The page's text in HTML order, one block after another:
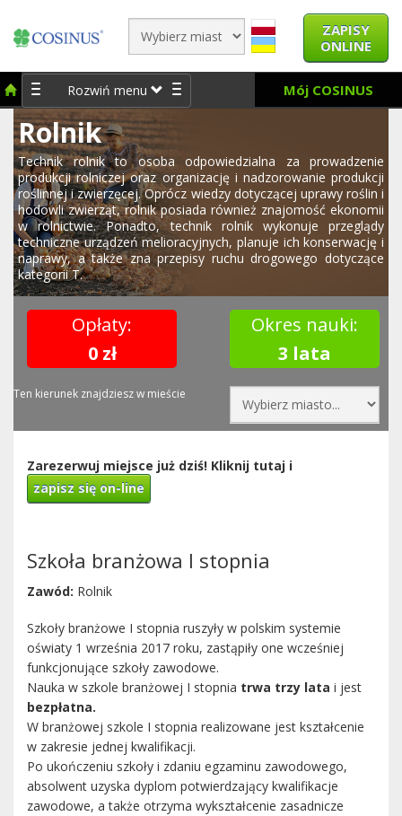
ZAPISY
ONLINE
Rozwiń menu Mój COSINUS
Rolnik
Technik rolnik to osoba odpowiedzialna za prowadzenie
produkcji rolniczej oraz organizację i nadzorowanie produkcji
roślinnej i zwierzęcej. Oprócz wiedzy dotyczącej uprawy roślin i
hodowli zwierząt, rolnik posiada również znajomość ekonomii
w rolnictwie. Ponadto, technik rolnik wykonuje przeglądy
techniczne urządzeń melioracyjnych, planuje ich konserwację i
naprawy, a także zna przepisy ruchu drogowego dotyczące
kategorii T.
Opłaty:
0 zł
Okres nauki:
3 lata
Ten kierunek znajdziesz w mieście
Zarezerwuj miejsce już dziś! Kliknij tutaj i
zapisz się on-line
Szkoła branżowa I stopnia
Zawód: Rolnik
Szkoły branżowe I stopnia ruszyły w polskim systemie
oświaty 1 września 2017 roku, zastąpiły one wcześniej
funkcjonujące szkoły zawodowe.
Nauka w szkole branżowej I stopnia trwa trzy lata i jest
bezpłatna.
W branżowej szkole I stopnia realizowane jest kształcenie
w zakresie jednej kwalifikacji.
Po ukończeniu szkoły i zdaniu egzaminu zawodowego,
absolwent uzyska dyplom potwierdzający kwalifikacje
zawodowe, a także otrzyma wykształcenie zasadnicze